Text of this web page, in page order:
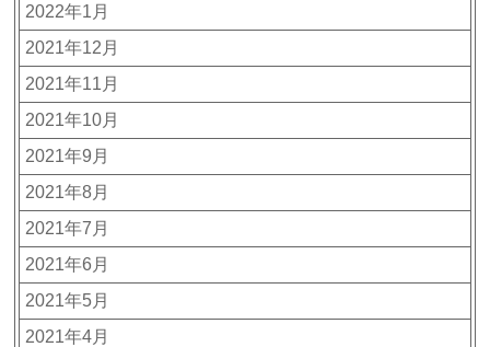
2022年1月
2021年12月
2021年11月
2021年10月
2021年9月
2021年8月
2021年7月
2021年6月
2021年5月
2021年4月